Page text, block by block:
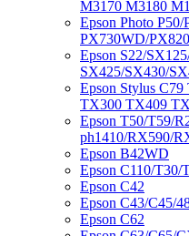
M3170 M3180
Epson Photo
PX730WD/
Epson S22/
SX425/SX430/
Epson Stylus
TX300 TX409
Epson T50/T59/
ph1410/RX590/
Epson B42WD
Epson C110/T30/
Epson C42
Epson C43/C45/
Epson C62